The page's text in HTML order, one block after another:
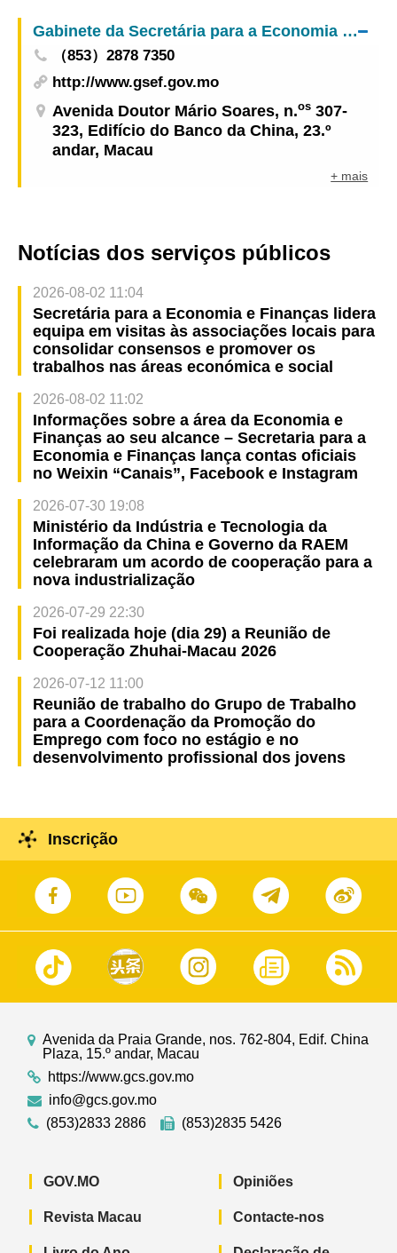
Municipal da Colina de Mong Há
Gabinete da Secretária para a Economia e Finanças
（853）2878 7350
http://www.gsef.gov.mo
Avenida Doutor Mário Soares, n.os 307-
323, Edifício do Banco da China, 23.º
andar, Macau
+ mais
Notícias dos serviços públicos
2026-08-02 11:04
Secretária para a Economia e Finanças lidera
equipa em visitas às associações locais para
consolidar consensos e promover os
trabalhos nas áreas económica e social
2026-08-02 11:02
Informações sobre a área da Economia e
Finanças ao seu alcance – Secretaria para a
Economia e Finanças lança contas oficiais
no Weixin “Canais”, Facebook e Instagram
2026-07-30 19:08
Ministério da Indústria e Tecnologia da
Informação da China e Governo da RAEM
celebraram um acordo de cooperação para a
nova industrialização
2026-07-29 22:30
Foi realizada hoje (dia 29) a Reunião de
Cooperação Zhuhai-Macau 2026
2026-07-12 11:00
Reunião de trabalho do Grupo de Trabalho
para a Coordenação da Promoção do
Emprego com foco no estágio e no
desenvolvimento profissional dos jovens
Inscrição
Avenida da Praia Grande, nos. 762-804, Edif. China
Plaza, 15.º andar, Macau
https://www.gcs.gov.mo
info@gcs.gov.mo
(853)2833 2886
(853)2835 5426
GOV.MO
Revista Macau
Opiniões
Contacte-nos